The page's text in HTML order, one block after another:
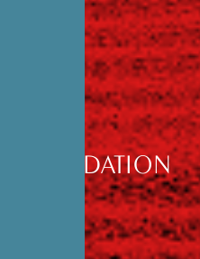
LA FONDATION